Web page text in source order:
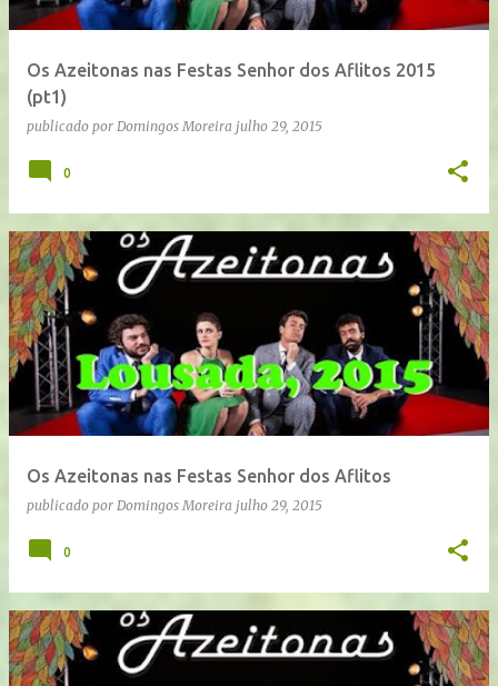
Os Azeitonas nas Festas Senhor dos Aflitos 2015
(pt1)
publicado por Domingos Moreira julho 29, 2015
0
Os Azeitonas nas Festas Senhor dos Aflitos
publicado por Domingos Moreira julho 29, 2015
0